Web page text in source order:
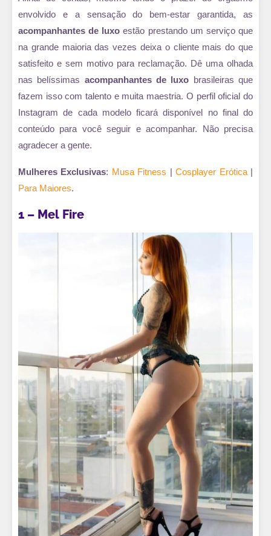
envolvido e a sensação do bem-estar garantida, as
acompanhantes de luxo estão prestando um serviço que
na grande maioria das vezes deixa o cliente mais do que
satisfeito e sem motivo para reclamação. Dê uma olhada
nas belíssimas acompanhantes de luxo brasileiras que
fazem isso com talento e muita maestria. O perfil oficial do
Instagram de cada modelo ficará disponível no final do
conteúdo para você seguir e acompanhar. Não precisa
agradecer a gente.
Mulheres Exclusivas: Musa Fitness |Cosplayer Erótica|
Para Maiores.
1 – Mel Fire